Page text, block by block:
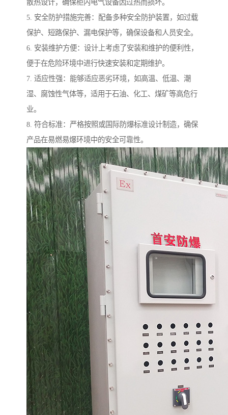
散热设计，确保柜内电气设备因过热而损坏。
5. 安全防护措施完善：配备多种安全防护装置，如过载
保护、短路保护、漏电保护等，确保设备和人员安全。
6. 安装维护方便：设计上考虑了安装和维护的便利性，
便于在危险环境中进行快速安装和定期维护。
7. 适应性强：能够适应恶劣环境，如高温、低温、潮
湿、腐蚀性气体等，适用于石油、化工、煤矿等高危行
业。
8. 符合标准：严格按照或国际防爆标准设计制造，确保
产品在易燃易爆环境中的安全可靠性。